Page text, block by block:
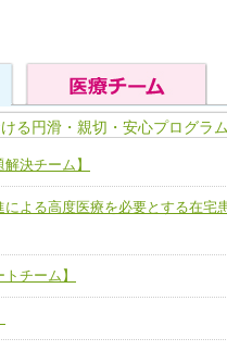
の基礎能力
療人として、必要な基礎能力を身
ームを組織し、強調できる
学び、相互理解と連携を深める
問題解決チーム】
推進による高度医療を必要とする
る円滑・親切・安心プログラ
決チーム】
よる高度医療を必要とする在宅
チーム】